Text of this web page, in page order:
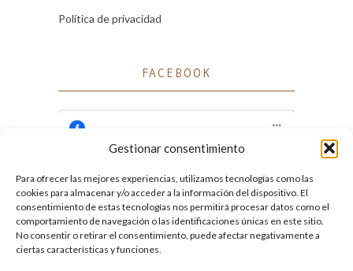
Gestionar consentimiento
Para ofrecer las mejores experiencias, utilizamos tecnologías como las
cookies para almacenar y/o acceder a la información del dispositivo. El
consentimiento de estas tecnologías nos permitirá procesar datos como el
comportamiento de navegación o las identificaciones únicas en este sitio.
No consentir o retirar el consentimiento, puede afectar negativamente a
ciertas características y funciones.
Política de privacidad
FACEBOOK
Facebook
Haz clic para aceptar cookies de marketing
y permitir este contenido